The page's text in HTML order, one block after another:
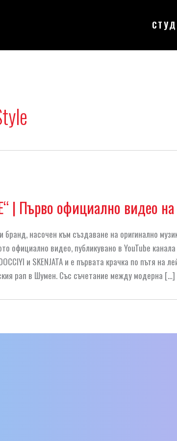
| Първо официално видео на
бранд, насочен към създаване на оригинално
официално видео, публикувано в YouTube канала
и SKENJATA и е първата крачка по пътя на
рап в Шумен. Със съчетание между модерна […]